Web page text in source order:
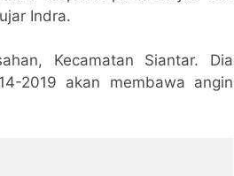
Indra.
Kecamatan Siantar. Dia
2019 akan membawa angin